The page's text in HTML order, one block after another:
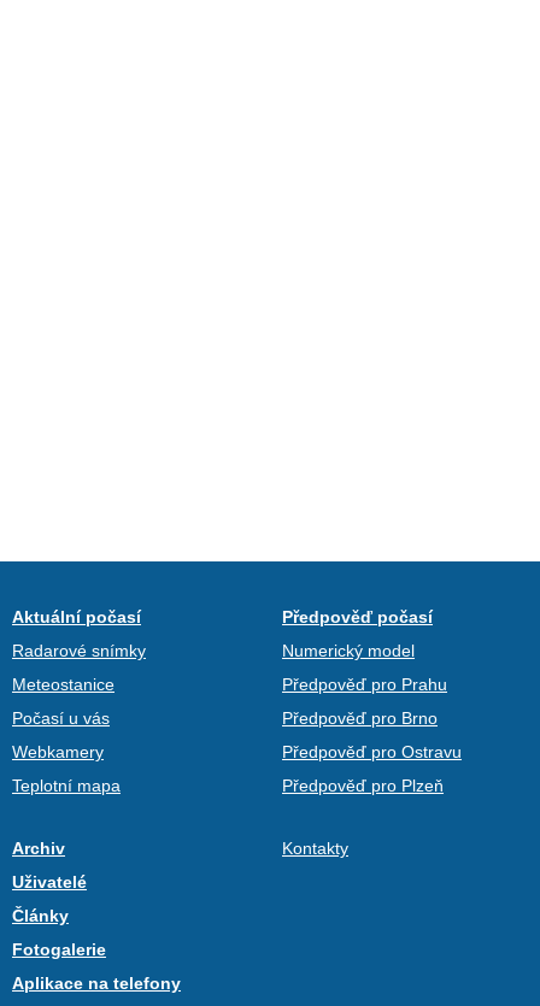
Aktuální počasí
Radarové snímky
Meteostanice
Počasí u vás
Webkamery
Teplotní mapa
Předpověď počasí
Numerický model
Předpověď pro Prahu
Předpověď pro Brno
Předpověď pro Ostravu
Předpověď pro Plzeň
Archiv
Uživatelé
Články
Fotogalerie
Aplikace na telefony
Kontakty